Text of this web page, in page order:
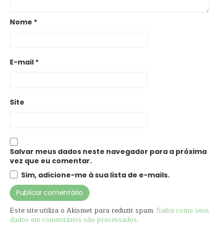
Nome *
E-mail *
Site
Salvar meus dados neste navegador para a próxima
vez que eu comentar.
Sim, adicione-me à sua lista de e-mails.
Este site utiliza o Akismet para reduzir spam. Saiba como seus
dados em comentários são processados.